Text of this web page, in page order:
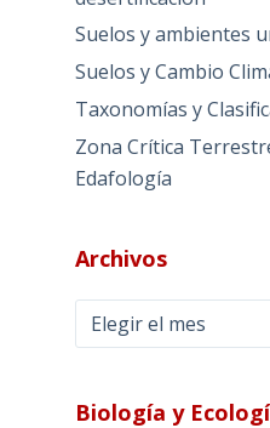
Suelos y ambientes
Suelos y Cambio
Taxonomías y
Zona Crítica
Edafología
Archivos
Archivos
Biología y